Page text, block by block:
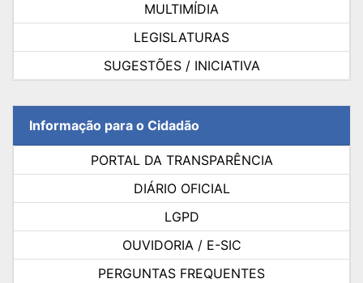
MULTIMÍDIA
LEGISLATURAS
SUGESTÕES / INICIATIVA
Informação para o Cidadão
PORTAL DA TRANSPARÊNCIA
DIÁRIO OFICIAL
LGPD
OUVIDORIA / E-SIC
PERGUNTAS FREQUENTES